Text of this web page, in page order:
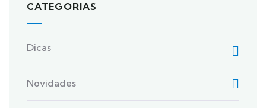
CATEGORIAS
Dicas
Novidades